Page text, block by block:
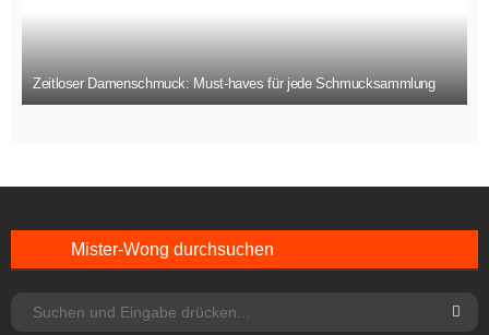
Zeitloser Damenschmuck: Must-haves für jede Schmucksammlung
Mister-Wong durchsuchen